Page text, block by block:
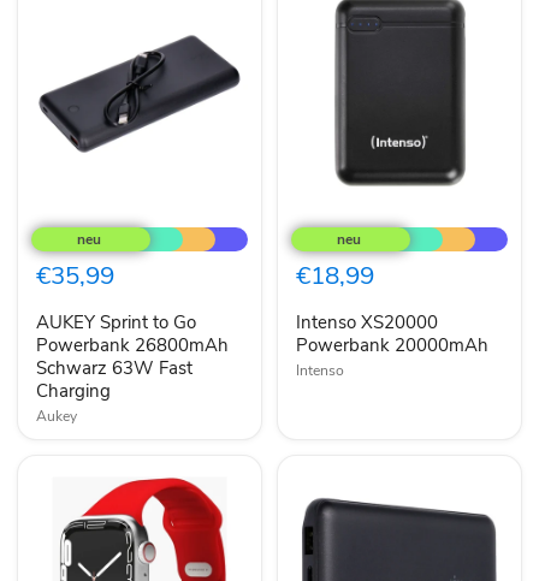
Sprint
to
Go
Powerbank
Schwarz
63W
Fast
Charging
€35,99
AUKEY Sprint to Go
Powerbank 26800mAh
Schwarz 63W Fast
Charging
Aukey
XS20000
Powerbank
20000mAh
€18,99
Intenso XS20000
Powerbank 20000mAh
Intenso